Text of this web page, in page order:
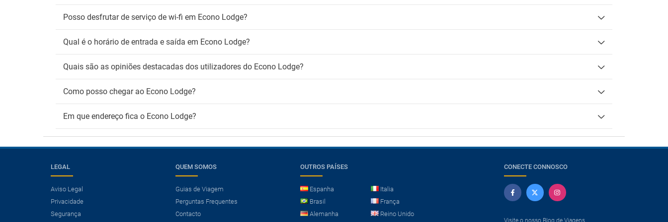
Posso desfrutar de serviço de wi-fi em Econo Lodge?
Qual é o horário de entrada e saída em Econo Lodge?
Quais são as opiniões destacadas dos utilizadores do Econo Lodge?
Como posso chegar ao Econo Lodge?
Em que endereço fica o Econo Lodge?
LEGAL
Aviso Legal
Privacidade
Segurança
QUEM SOMOS
Guias de Viagem
Perguntas Frequentes
Contacto
OUTROS PAÍSES
Espanha
Italia
Brasil
França
Alemanha
Reino Unido
CONECTE CONNOSCO
Visite o nosso Blog de Viagens